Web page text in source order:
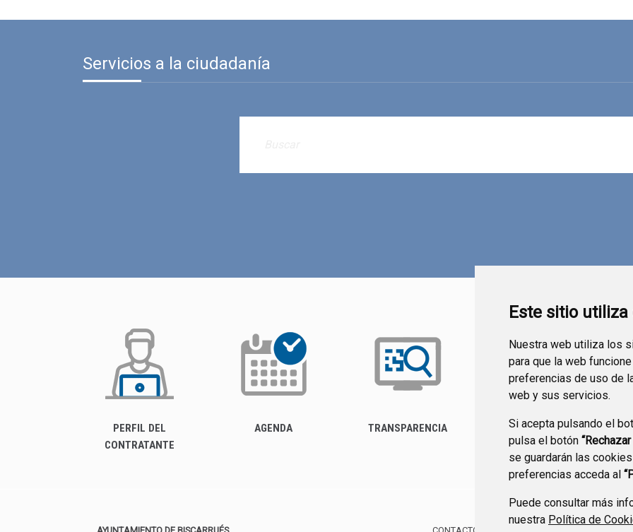
Este sitio
Nuestra web utiliza los
para que la web
preferencias de uso de
web y sus servicios.
Si acepta pulsando el
pulsa el botón
se guardarán las
preferencias acceda al
Puede consultar más
nuestra Política de
Servicios a la ciudadanía
PERFIL DEL
CONTRATANTE
AGENDA TRANSPARENCIA
FORMULARIO DE
CONTACTO